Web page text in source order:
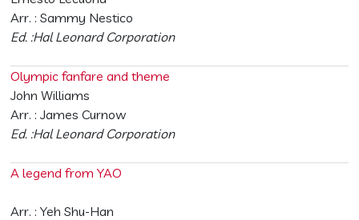
Arr. : Sammy Nestico
Ed. :Hal Leonard Corporation
Olympic fanfare and theme
John Williams
Arr. : James Curnow
Ed. :Hal Leonard Corporation
A legend from YAO
Arr. : Yeh Shu-Han